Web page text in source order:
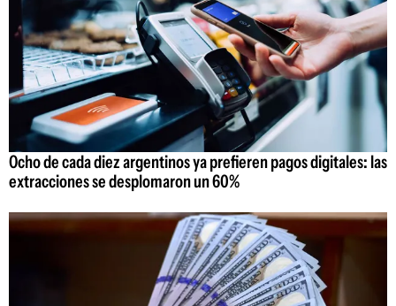
Ocho de cada diez argentinos ya prefieren pagos digitales: las
extracciones se desplomaron un 60%